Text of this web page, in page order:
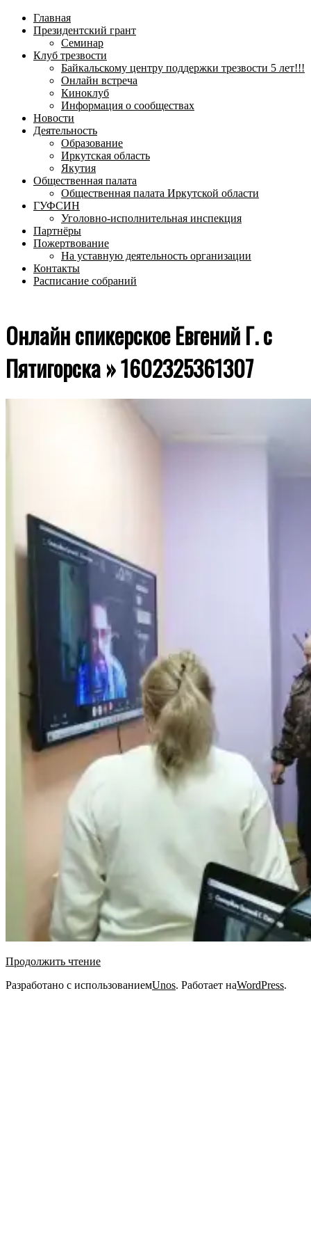
меню
Главная
Президентский грант
Семинар
Клуб трезвости
Байкальскому центру поддержки трезвости 5 лет!!!
Онлайн встреча
Киноклуб
Информация о сообществах
Новости
Деятельность
Образование
Иркутская область
Якутия
Общественная палата
Общественная палата Иркутской области
ГУФСИН
Уголовно-исполнительная инспекция
Партнёры
Пожертвование
На уставную деятельность организации
Контакты
Расписание собраний
Онлайн спикерское Евгений Г. с
Пятигорска »1602325361307
Продолжить чтение
2020-
Разработано с использованиемUnos. Работает наWordPress.